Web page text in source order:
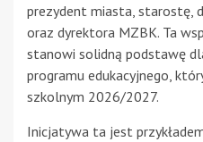
prezydent miasta, starostę,
oraz dyrektora MZBK. Ta
stanowi solidną podstawę
programu edukacyjnego,
szkolnym 2026/2027.
Inicjatywa ta jest